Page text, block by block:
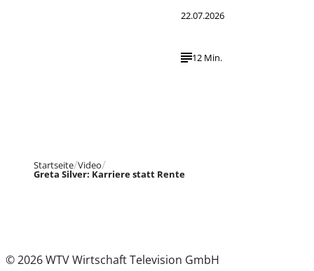
22.07.2026
12 Min.
Startseite Video
Greta Silver: Karriere statt Rente
© 2026 WTV Wirtschaft Television GmbH